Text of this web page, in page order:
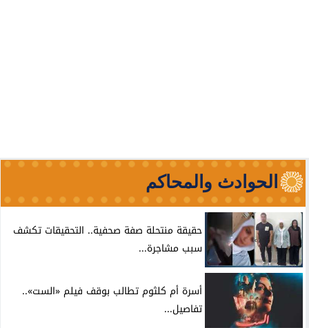
الحوادث والمحاكم
حقيقة منتحلة صفة صحفية.. التحقيقات تكشف
سبب مشاجرة...
أسرة أم كلثوم تطالب بوقف فيلم «الست»..
تفاصيل...